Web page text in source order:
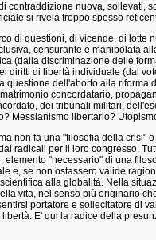
contraddizione nuova, sollevati,
si rivela troppo spesso
di questioni, di vicende, di lotte
censurante e manipolata
(dalla discriminazione delle
diritti di libertà individuale (dal
questione dell'aborto alla riforma
concordatario,
dei tribunali militari,
Messianismo libertario?
non fa una "filosofia della crisi"
radicali per il loro congresso.
"necessario" di una
e, se non ostassero valide
alla globalità. Nella
vita, nel senso più originario
portatore e sollecitatore di
E' qui la radice della